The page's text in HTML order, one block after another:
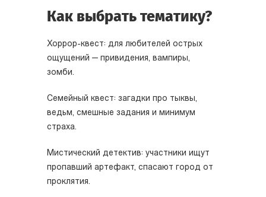
Как выбрать тематику?
Хоррор-квест: для любителей острых
ощущений — привидения, вампиры,
зомби.
Семейный квест: загадки про тыквы,
ведьм, смешные задания и минимум
страха.
Мистический детектив: участники ищут
пропавший артефакт, спасают город от
проклятия.